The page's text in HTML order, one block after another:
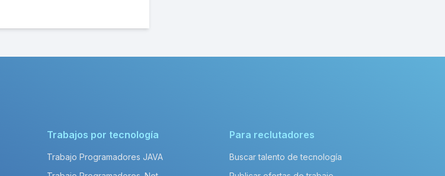
Trabajos por tecnología
Trabajo Programadores JAVA
Para reclutadores
Buscar talento de tecnología